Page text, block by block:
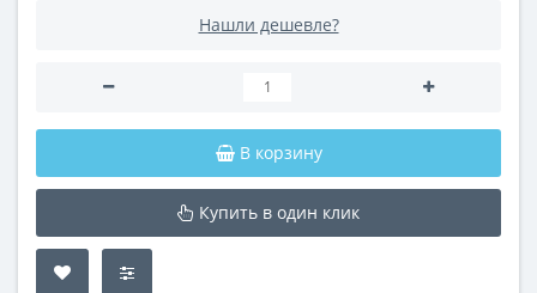
Нашли дешевле?
В корзину
Купить в один клик